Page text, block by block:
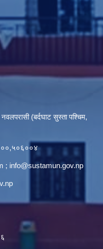
(बर्दघाट सुस्ता पश्चिम,
; info@sustamun.gov.np